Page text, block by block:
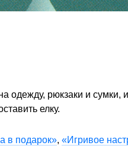
одежду, рюкзаки и
елку.
в подарок», «Игривое